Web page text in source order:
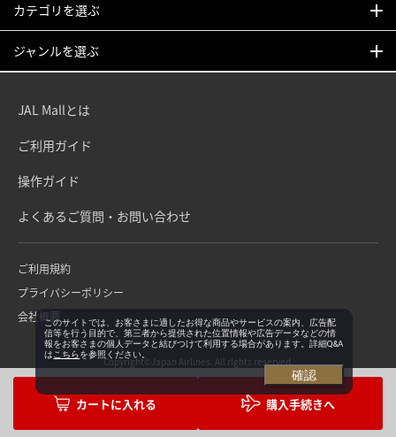
購入手続きへ
カテゴリを選ぶ
ジャンルを選ぶ
JAL Mallとは
ご利用ガイド
操作ガイド
よくあるご質問・お問い合わせ
ご利用規約
プライバシーポリシー
会社概要
Copyright©Japan Airlines. All rights reserved.
このサイトでは、お客さまに適したお得な商品やサービスの案内、広告配
信等を行う目的で、第三者から提供された位置情報や広告データなどの情
報をお客さまの個人データと結びつけて利用する場合があります。詳細Q&A
は こちらを参照ください。
確認